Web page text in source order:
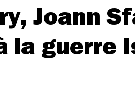
Joann
la guerre